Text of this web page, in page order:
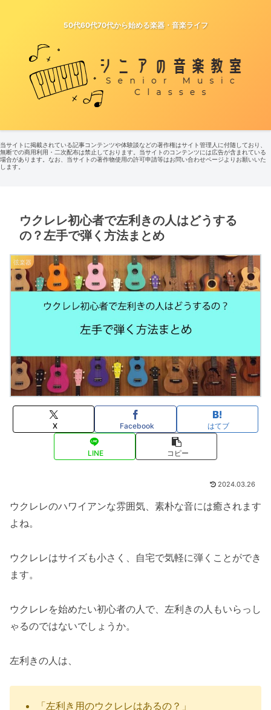
50代60代70代から始める楽器・音楽ライフ
当サイトに掲載されている記事コンテンツや体験談などの著作権はサイト管理人に付随しており、
無断での商用利用・二次配布は禁止しております。当サイトのコンテンツには広告が含まれている
場合があります。なお、当サイトの著作物使用の許可申請等はお問い合わせページよりお願いいた
します。
ウクレレ初心者で左利きの人はどうする
の？左手で弾く方法まとめ
弦楽器
X Facebook はてブ
LINE コピー
2024.03.26
ウクレレのハワイアンな雰囲気、素朴な音には癒されます
よね。
ウクレレはサイズも小さく、自宅で気軽に弾くことができ
ます。
ウクレレを始めたい初心者の人で、左利きの人もいらっし
ゃるのではないでしょうか。
左利きの人は、
「左利き用のウクレレはあるの？」